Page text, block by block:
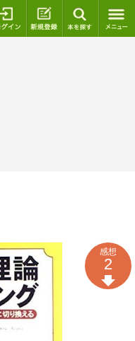
ログイン 新規登録
感想
2